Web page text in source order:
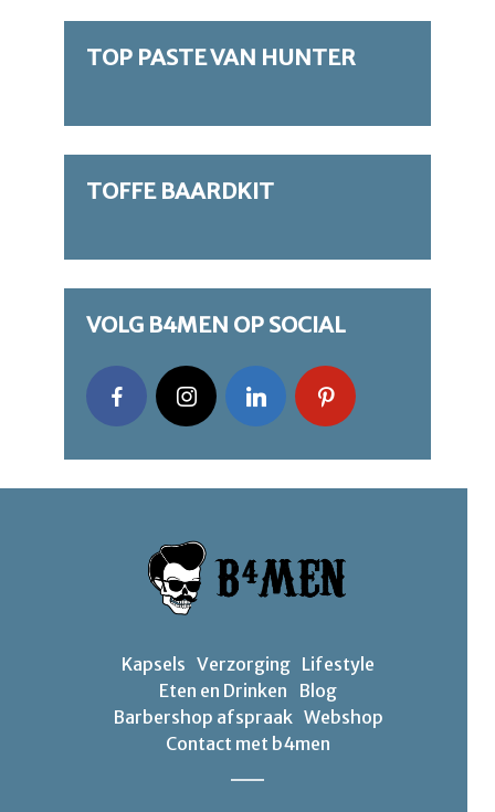
TOP PASTE VAN HUNTER
TOFFE BAARDKIT
VOLG B4MEN OP SOCIAL
Kapsels Verzorging Lifestyle
Eten en Drinken
Blog
Barbershop afspraak Webshop
Contact met b4men